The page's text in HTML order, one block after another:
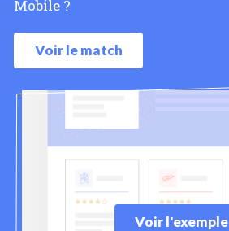
Mobile ?
Voir le match
Voir l'exemple